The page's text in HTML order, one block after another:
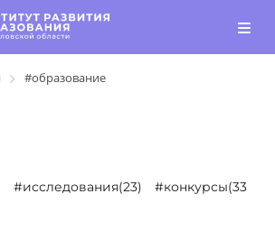
#образование
#исследования(23) #конкурсы(330)